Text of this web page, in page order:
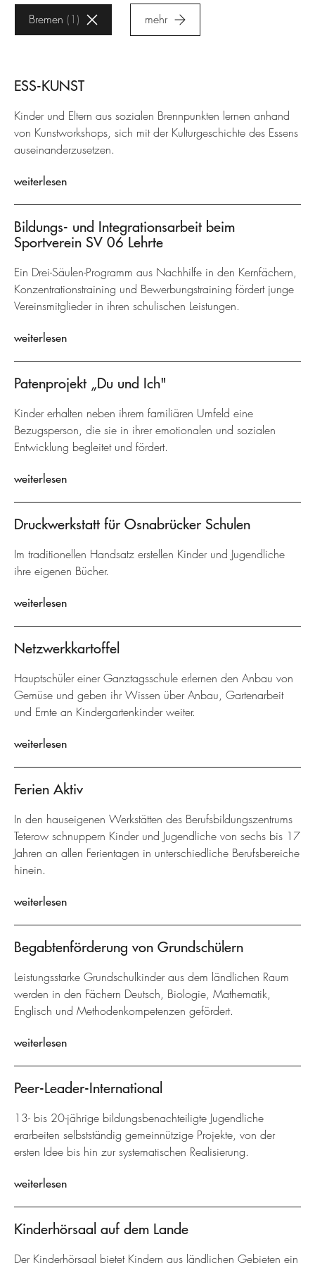
Bremen 1 mehr
ESS-KUNST
Kinder und Eltern aus sozialen Brennpunkten lernen anhand
von Kunstworkshops, sich mit der Kulturgeschichte des Essens
auseinanderzusetzen.
weiterlesen
Bildungs- und Integrationsarbeit beim
Sportverein SV 06 Lehrte
Ein Drei-Säulen-Programm aus Nachhilfe in den Kernfächern,
Konzentrationstraining und Bewerbungstraining fördert junge
Vereinsmitglieder in ihren schulischen Leistungen.
weiterlesen
Patenprojekt „Du und Ich"
Kinder erhalten neben ihrem familiären Umfeld eine
Bezugsperson, die sie in ihrer emotionalen und sozialen
Entwicklung begleitet und fördert.
weiterlesen
Druckwerkstatt für Osnabrücker Schulen
Im traditionellen Handsatz erstellen Kinder und Jugendliche
ihre eigenen Bücher.
weiterlesen
Netzwerkkartoffel
Hauptschüler einer Ganztagsschule erlernen den Anbau von
Gemüse und geben ihr Wissen über Anbau, Gartenarbeit
und Ernte an Kindergartenkinder weiter.
weiterlesen
Ferien Aktiv
In den hauseigenen Werkstätten des Berufsbildungszentrums
Teterow schnuppern Kinder und Jugendliche von sechs bis 17
Jahren an allen Ferientagen in unterschiedliche Berufsbereiche
hinein.
weiterlesen
Begabtenförderung von Grundschülern
Leistungsstarke Grundschulkinder aus dem ländlichen Raum
werden in den Fächern Deutsch, Biologie, Mathematik,
Englisch und Methodenkompetenzen gefördert.
weiterlesen
Peer-Leader-International
13- bis 20-jährige bildungsbenachteiligte Jugendliche
erarbeiten selbstständig gemeinnützige Projekte, von der
ersten Idee bis hin zur systematischen Realisierung.
weiterlesen
Kinderhörsaal auf dem Lande
Der Kinderhörsaal bietet Kindern aus ländlichen Gebieten ein